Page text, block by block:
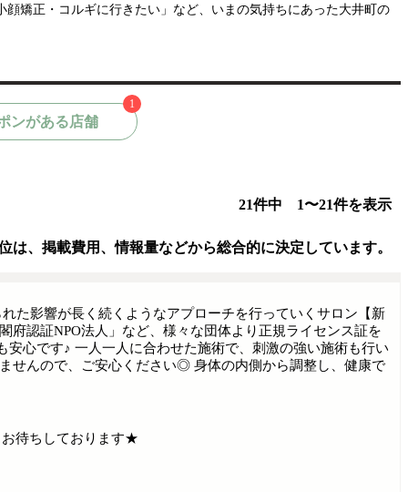
矯正・コルギに行きたい」など、いまの気持ちにあった大井町の
ンがある店舗
1
21件中 1〜21件を表示
は、掲載費用、情報量などから総合的に決定しています。
た影響が長く続くようなアプローチを行っていくサロン【新
認証NPO法人」など、様々な団体より正規ライセンス証を
心です♪ 一人一人に合わせた施術で、刺激の強い施術も行い
せんので、ご安心ください◎ 身体の内側から調整し、健康で
お待ちしております★